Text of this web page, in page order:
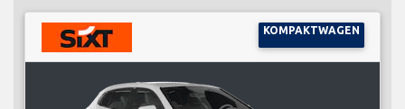
KOMPAKTWAGEN